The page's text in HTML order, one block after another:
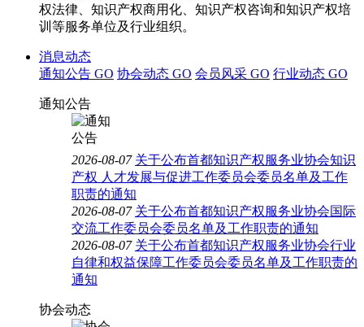
权法律、知识产权商用化、知识产权咨询和知识产权培
训等服务单位及行业组织。
消息动态
通知公告 GO 协会动态 GO 会员风采 GO 行业动态 GO
通知公告
2026-08-07 关于公布首都知识产权服务业协会知识
产权 人才发展与促进工作委员会委员名单及工作
职责的通知
2026-08-07 关于公布首都知识产权服务业协会国际
交流工作委员会委员名单及工作职责的通知
2026-08-07 关于公布首都知识产权服务业协会行业
自律和权益保障工作委员会委员名单及工作职责的
通知
协会动态